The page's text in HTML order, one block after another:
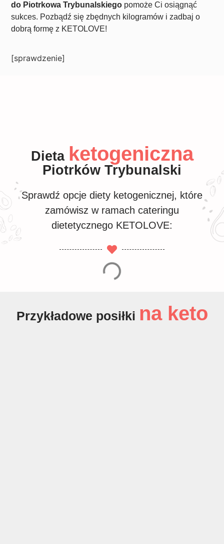
do Piotrkowa Trybunalskiego pomoże Ci osiągnąć
sukces. Pozbądź się zbędnych kilogramów i zadbaj o
dobrą formę z KETOLOVE!
[sprawdzenie]
Dieta ketogeniczna
Piotrków Trybunalski
Sprawdź opcje diety ketogenicznej, które
zamówisz w ramach cateringu
dietetycznego KETOLOVE:
Przykładowe posiłki na keto